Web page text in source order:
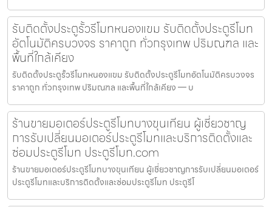
รับติดตั้งประตูรั้วรีโมทหนองแขม รับติดตั้งประตูรีโมท
อัตโนมัติครบวงจร ราคาถูก ทั่วกรุงเทพ ปริมณฑล และ
พื้นที่ใกล้เคียง
รับติดตั้งประตูรั้วรีโมทหนองแขม รับติดตั้งประตูรีโมทอัตโนมัติครบวงจร
ราคาถูก ทั่วกรุงเทพ ปริมณฑล และพื้นที่ใกล้เคียง — บ
ร้านขายมอเตอร์ประตูรีโมทบางขุนเทียน ผู้เชี่ยวชาญ
การรับเปลี่ยนมอเตอร์ประตูรีโมทและบริการติดตั้งและ
ซ่อมประตูรีโมท ประตูรีโมท.com
ร้านขายมอเตอร์ประตูรีโมทบางขุนเทียน ผู้เชี่ยวชาญการรับเปลี่ยนมอเตอร์
ประตูรีโมทและบริการติดตั้งและซ่อมประตูรีโมท ประตูรีโ